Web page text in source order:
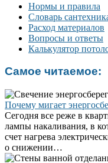
Нормы и правила
Словарь
Расход материалов
Вопросы и ответы
Калькулятор
Самое читаемое:
Почему мигает
Сегодня все реже в
лампы накаливания, в
счет нагрева
о снижении…